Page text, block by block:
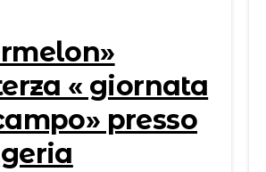
« giornata
presso